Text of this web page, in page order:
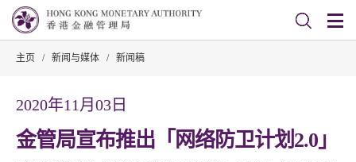
主页 / 新闻与媒体 / 新闻稿
2020年11月03日
金管局宣布推出「网络防卫计划2.0」